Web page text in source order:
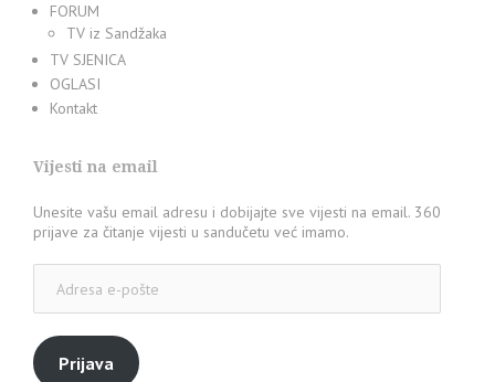
FORUM
TV iz Sandžaka
TV SJENICA
OGLASI
Kontakt
Vijesti na email
Unesite vašu email adresu i dobijajte sve vijesti na email. 360
prijave za čitanje vijesti u sandučetu već imamo.
pošte
Prijava